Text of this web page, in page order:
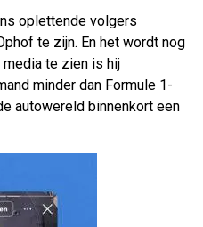
oplettende volgers
te zijn. En het wordt nog
te zien is hij
minder dan Formule 1-
autowereld binnenkort een